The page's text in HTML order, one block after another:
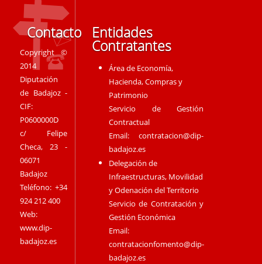
Contacto
Copyright ©
2014
Diputación
de Badajoz -
CIF:
P0600000D
c/ Felipe
Checa, 23 -
06071
Badajoz
Teléfono: +34
924 212 400
Web:
www.dip-
badajoz.es
Entidades
Contratantes
Área de Economía,
Hacienda, Compras y
Patrimonio
Servicio de Gestión
Contractual
Email:contratacion@dip-
badajoz.es
Delegación de
Infraestructuras, Movilidad
y Odenación del Territorio
Servicio de Contratación y
Gestión Económica
Email:
contratacionfomento@dip-
badajoz.es